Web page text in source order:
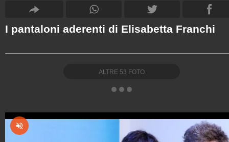
I pantaloni aderenti di Elisabetta Franchi
ALTRE 53 FOTO